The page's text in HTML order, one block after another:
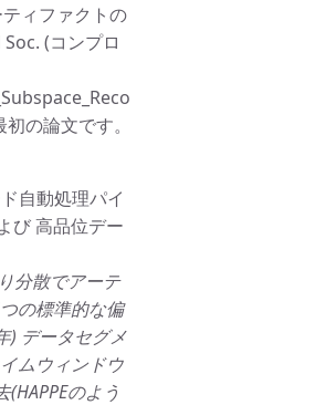
ィファクトの
(コンプロ
の論文です。
自動処理パイ
び 高品位デー
分散でアーテ
の標準的な偏
) データセグメ
ムウィンドウ
のよう